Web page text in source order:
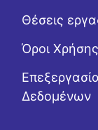
Θέσεις
Όροι
Δεδομένων